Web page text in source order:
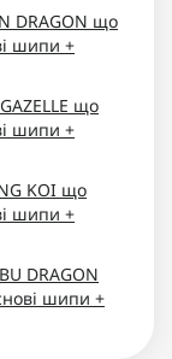
DRAGON що
шипи +
що
шипи +
KOI що
шипи +
DRAGON
шипи +